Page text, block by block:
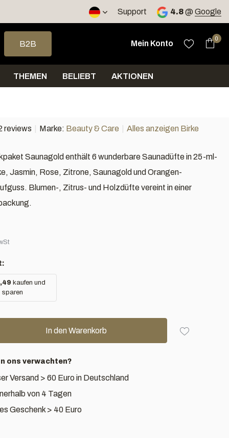
Support 4.8@ Google
oben und unten, um das verfügbare Ergebnis
B2B
Mein Konto
0
THEMEN BELIEBT AKTIONEN
reviews Marke: Beauty & Care Alles anzeigen Birke
Saunagold enthält 6 wunderbare Saunadüfte in 25-ml-
Jasmin, Rose, Zitrone, Saunagold und Orangen-
Blumen-, Zitrus- und Holzdüfte vereint in einer
kaufen und
sparen
In den Warenkorb
ons verwachten?
Versand > 60 Euro in Deutschland
von 4 Tagen
Geschenk > 40 Euro